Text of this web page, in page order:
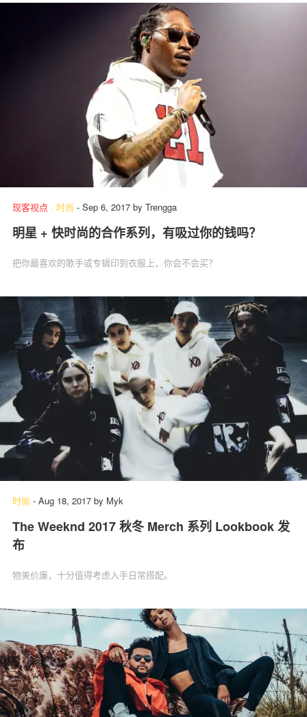
现客视点 . 时尚 - Sep 6, 2017 by Trengga
明星 + 快时尚的合作系列，有吸过你的钱吗？
把你最喜欢的歌手或专辑印到衣服上，你会不会买？
时尚 - Aug 18, 2017 by Myk
The Weeknd 2017 秋冬 Merch 系列 Lookbook 发
布
物美价廉，十分值得考虑入手日常搭配。